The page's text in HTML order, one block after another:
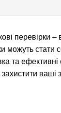
перевірки –
можуть стати
та ефективні
ваші